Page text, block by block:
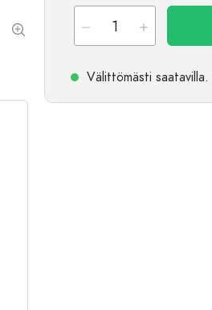
Välittömästi saatavilla.